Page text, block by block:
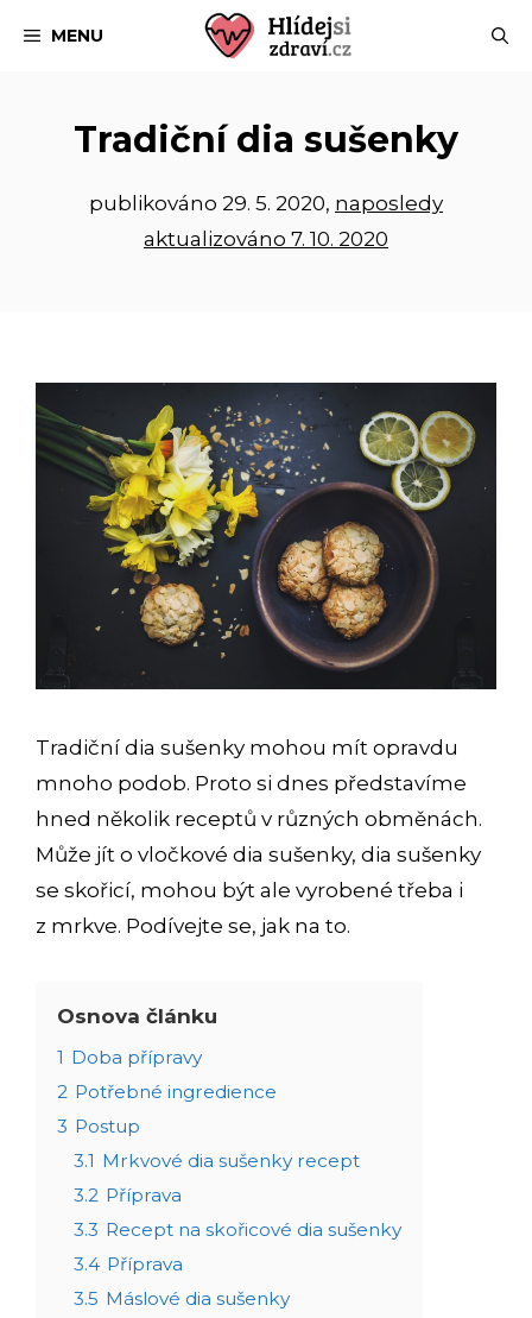
MENU
Tradiční dia sušenky
publikováno 29. 5. 2020, naposledy
aktualizováno 7. 10. 2020
Tradiční dia sušenky mohou mít opravdu
mnoho podob. Proto si dnes představíme
hned několik receptů v různých obměnách.
Může jít o vločkové dia sušenky, dia sušenky
se skořicí, mohou být ale vyrobené třeba i
z mrkve. Podívejte se, jak na to.
Osnova článku
1 Doba přípravy
2 Potřebné ingredience
3 Postup
3.1 Mrkvové dia sušenky recept
3.2 Příprava
3.3 Recept na skořicové dia sušenky
3.4 Příprava
3.5 Máslové dia sušenky